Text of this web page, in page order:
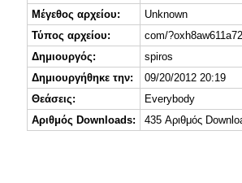
Μέγεθος αρχείου:
Unknown
Τύπος αρχείου:
com/
Δημιουργός:
spiros
Δημιουργήθηκε την:
09/20/2012 20:19
Θεάσεις:
Everybody
Αριθμός Downloads:
435 Αριθμός